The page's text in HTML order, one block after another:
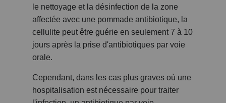
le nettoyage et la désinfection de la zone
affectée avec une pommade antibiotique, la
cellulite peut être guérie en seulement 7 à 10
jours après la prise d'antibiotiques par voie
orale.
Cependant, dans les cas plus graves où une
hospitalisation est nécessaire pour traiter